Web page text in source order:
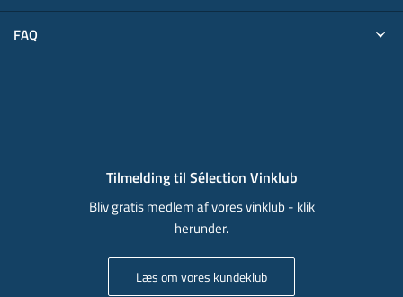
FAQ
Tilmelding til Sélection Vinklub
Bliv gratis medlem af vores vinklub - klik
herunder.
Læs om vores kundeklub